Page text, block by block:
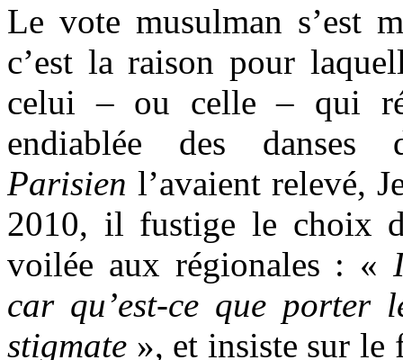
Le vote musulman s’est
c’est la raison pour
celui – ou celle – qui
endiablée des
Parisien l’avaient relevé,
2010, il fustige le choix
voilée aux régionales : «
car qu’est-ce que porter
stigmate », et insiste sur